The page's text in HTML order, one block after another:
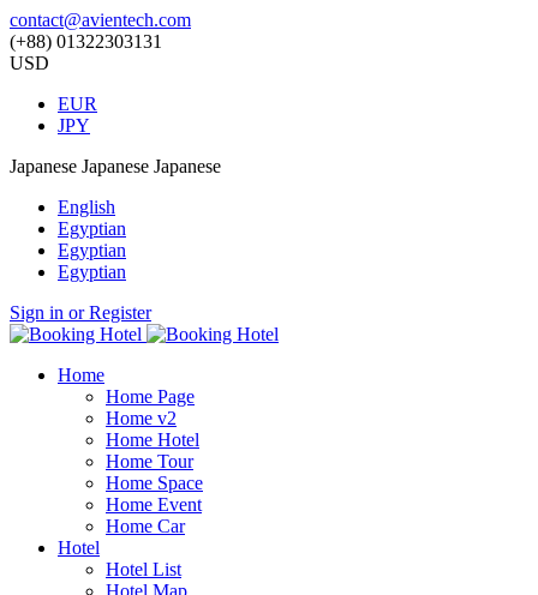
contact@avientech.com
(+88) 01322303131
USD
EUR
JPY
Japanese Japanese Japanese
English
Egyptian
Egyptian
Egyptian
Sign in or Register
Home
Home Page
Home v2
Home Hotel
Home Tour
Home Space
Home Event
Home Car
Hotel
Hotel List
Hotel Map